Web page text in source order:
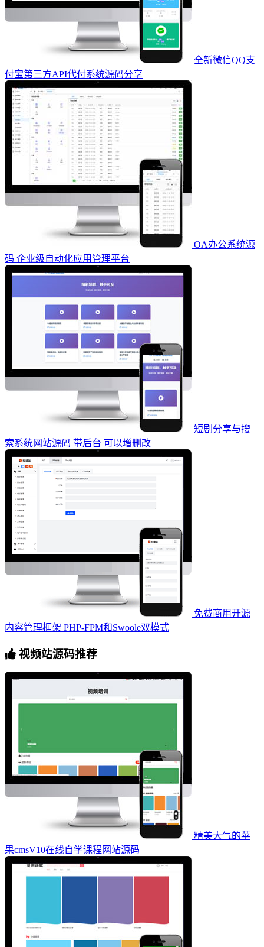
全新微信QQ支
付宝第三方API代付系统源码分享
OA办公系统源
码 企业级自动化应用管理平台
短剧分享与搜
索系统网站源码 带后台 可以增删改
免费商用开源
内容管理框架 PHP-FPM和Swoole双模式
视频站源码推荐
精美大气的苹
果cmsV10在线自学课程网站源码